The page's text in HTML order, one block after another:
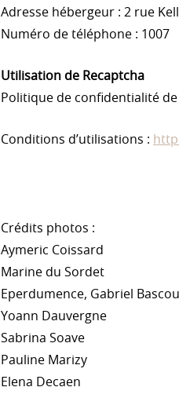
Adresse hébergeur : 2 rue
Numéro de téléphone : 1007
Utilisation de Recaptcha
Politique de confidentialité de
Conditions d’utilisations :
Crédits photos :
Aymeric Coissard
Marine du Sordet
Eperdumence, Gabriel Bascou
Yoann Dauvergne
Sabrina Soave
Pauline Marizy
Elena Decaen